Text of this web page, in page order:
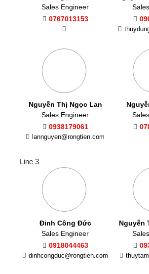
Sales Engineer
0767013153
Nguyễn Thị Ngọc Lan
Sales Engineer
0938179061
lannguyen@rongtien.com
Line 3
Đinh Công Đức
Sales Engineer
0918044463
dinhcongduc@rongtien.com
Nguyễn